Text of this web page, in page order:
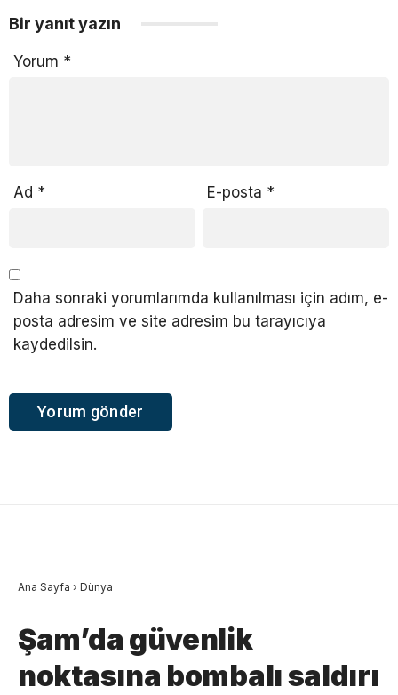
Bir yanıt yazın
Yorum *
Ad * E-posta *
Daha sonraki yorumlarımda kullanılması için adım, e-
posta adresim ve site adresim bu tarayıcıya
kaydedilsin.
Ana Sayfa › Dünya
Şam’da güvenlik
noktasına bombalı saldırı